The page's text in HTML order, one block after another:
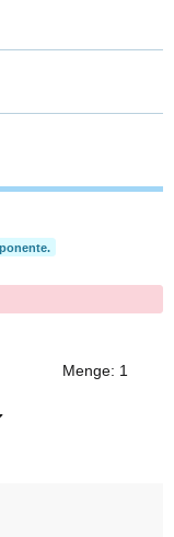
Menge: 1